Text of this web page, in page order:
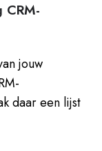
jouw
daar een lijst